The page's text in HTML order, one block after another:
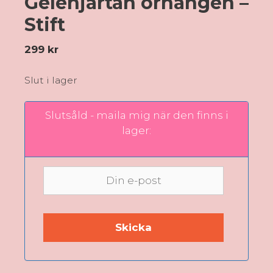
Stift
299 kr
Slut i lager
Slutsåld - maila mig när den finns i
lager: